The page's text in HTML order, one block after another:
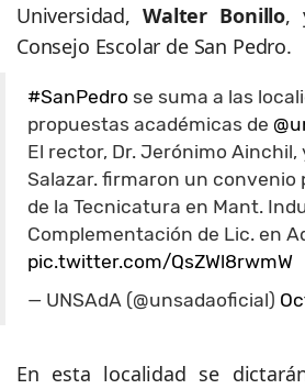
Universidad,Walter Bonillo,
Consejo Escolar de San Pedro.
#SanPedro se suma a las
propuestas académicas de
El rector, Dr. Jerónimo Ainchil,
Salazar. firmaron un convenio
de la Tecnicatura en Mant.
Complementación de Lic. en
pic.twitter.com/QsZWl8rwmW
— UNSAdA (@unsadaoficial)
En esta localidad se